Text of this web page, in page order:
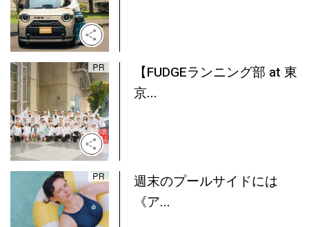
【FUDGEランニング部 at 東
京...
週末のプールサイドには
《ア...